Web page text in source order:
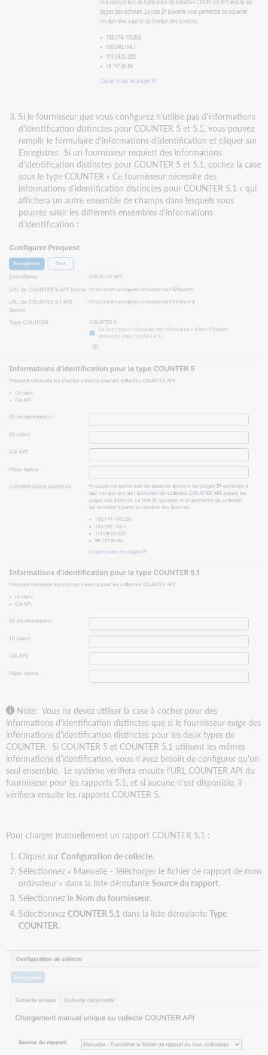
Si le fournisseur que vous configurez n'utilise pas d'informations
d'identification distinctes pour COUNTER 5 et 5.1, vous pouvez
remplir le formulaire d'informations d'identification et cliquer sur
Enregistrer. Si un fournisseur requiert des informations
d'identification distinctes pour COUNTER 5 et 5.1, cochez la case
sous le type COUNTER « Ce fournisseur nécessite des
informations d'identification distinctes pour COUNTER 5.1 » qui
affichera un autre ensemble de champs dans lesquels vous
pourrez saisir les différents ensembles d'informations
d'identification :
Note: Vous ne devez utiliser la case à cocher pour des
informations d'identification distinctes que si le fournisseur exige des
informations d'identification distinctes pour les deux types de
COUNTER. Si COUNTER 5 et COUNTER 5.1 utilisent les mêmes
informations d'identification, vous n'avez besoin de configurer qu'un
seul ensemble. Le système vérifiera ensuite l'URL COUNTER API du
fournisseur pour les rapports 5.1, et si aucune n'est disponible, il
vérifiera ensuite les rapports COUNTER 5.
Pour charger manuellement un rapport COUNTER 5.1 :
Cliquez sur Configuration de collecte.
Sélectionnez « Manuelle - Télécharger le fichier de rapport de mon
ordinateur » dans la liste déroulante Source du rapport.
Sélectionnez le Nom du fournisseur.
Sélectionnez COUNTER 5.1 dans la liste déroulante Type
COUNTER.